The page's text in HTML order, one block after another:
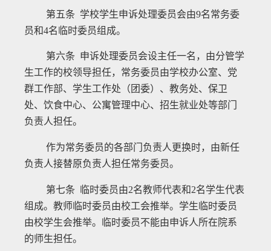
第五条 学校学生申诉处理委员会由9名常务委
员和4名临时委员组成。
第六条 申诉处理委员会设主任一名，由分管学
生工作的校领导担任，常务委员由学校办公室、党
群工作部、学生工作处（团委）、教务处、保卫
处、饮食中心、公寓管理中心、招生就业处等部门
负责人担任。
作为常务委员的各部门负责人更换时，由新任
负责人接替原负责人担任常务委员。
第七条 临时委员由2名教师代表和2名学生代表
组成。教师临时委员由校工会推举。学生临时委员
由校学生会推举。临时委员不能由申诉人所在院系
的师生担任。